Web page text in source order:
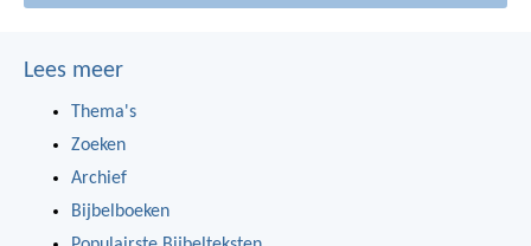
Lees meer
Thema's
Zoeken
Archief
Bijbelboeken